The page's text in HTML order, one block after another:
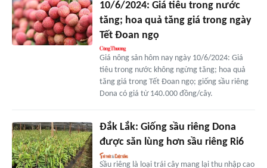
10/6/2024: Giá tiêu trong nước
tăng; hoa quả tăng giá trong ngày
Tết Đoan ngọ
Giá nông sản hôm nay ngày 10/6/2024: Giá
tiêu trong nước không ngừng tăng; hoa quả
tăng giá trong Tết Đoan ngọ; giống sầu riêng
Dona có giá từ 140.000 đồng/cây.
Đắk Lắk: Giống sầu riêng Dona
được săn lùng hơn sầu riêng Ri6
Sầu riêng là loại trái cây mang lại thu nhập cao